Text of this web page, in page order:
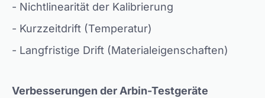
- Nichtlinearität der Kalibrierung
- Kurzzeitdrift (Temperatur)
- Langfristige Drift (Materialeigenschaften)
Verbesserungen der Arbin-Testgeräte